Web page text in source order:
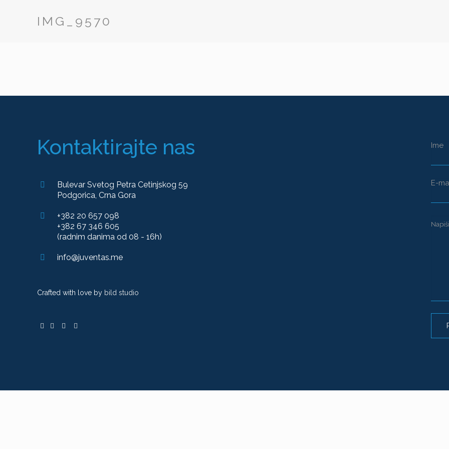
IMG_9570
Kontaktirajte nas
Bulevar Svetog Petra Cetinjskog 59
Podgorica, Crna Gora
+382 20 657 098
+382 67 346 605
(radnim danima od 08 - 16h)
info@juventas.me
Crafted with love by bild studio